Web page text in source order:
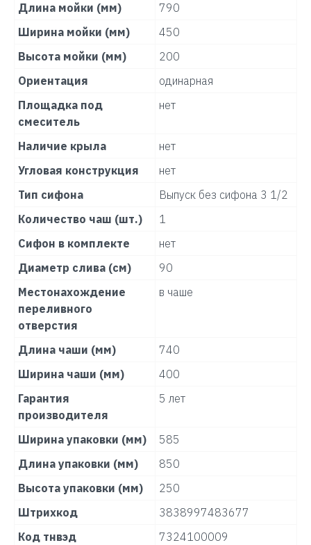
Длина мойки (мм)
790
Ширина мойки (мм)
450
Высота мойки (мм)
200
Ориентация
одинарная
Площадка под
смеситель
нет
Наличие крыла
нет
Угловая конструкция
нет
Тип сифона
Выпуск без сифона 3 1/2
Количество чаш (шт.)
1
Сифон в комплекте
нет
Диаметр слива (см)
90
Местонахождение
переливного
отверстия
в чаше
Длина чаши (мм)
740
Ширина чаши (мм)
400
Гарантия
производителя
5 лет
Ширина упаковки (мм)
585
Длина упаковки (мм)
850
Высота упаковки (мм)
250
Штрихкод
3838997483677
Код тнвэд
7324100009